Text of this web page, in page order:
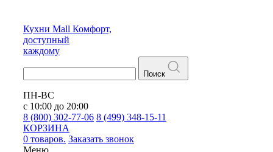
Кухни Mall Комфорт,
доступный
каждому
Поиск
ПН-ВС
с 10:00 до 20:00
8 (800) 302-77-06 8 (499) 348-15-11
КОРЗИНА
0 товаров. Заказать звонок
Меню